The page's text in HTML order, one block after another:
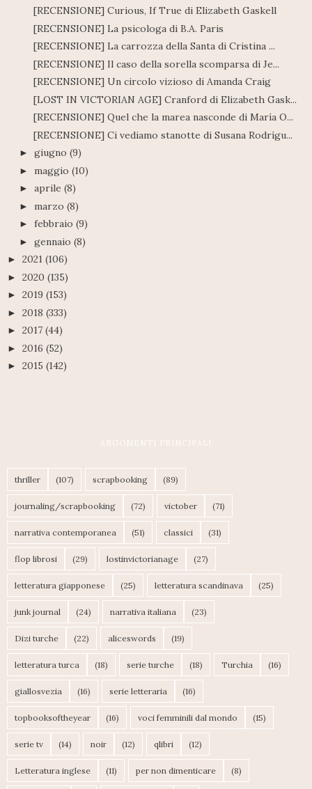
[RECENSIONE] Curious, If True di Elizabeth Gaskell
[RECENSIONE] La psicologa di B.A. Paris
[RECENSIONE] La carrozza della Santa di Cristina ...
[RECENSIONE] Il caso della sorella scomparsa di Je...
[RECENSIONE] Un circolo vizioso di Amanda Craig
[LOST IN VICTORIAN AGE] Cranford di Elizabeth Gask...
[RECENSIONE] Quel che la marea nasconde di María O...
[RECENSIONE] Ci vediamo stanotte di Susana Rodrígu...
► giugno (9)
► maggio (10)
► aprile (8)
► marzo (8)
► febbraio (9)
► gennaio (8)
► 2021 (106)
► 2020 (135)
► 2019 (153)
► 2018 (333)
► 2017 (44)
► 2016 (52)
► 2015 (142)
ARGOMENTI PRINCIPALI
thriller (107) scrapbooking (89)
journaling/scrapbooking (72) victober (71)
narrativa contemporanea (51) classici (31)
flop librosi (29) lostinvictorianage (27)
letteratura giapponese (25) letteratura scandinava (25)
junk journal (24) narrativa italiana (23)
Dizi turche (22) aliceswords (19)
letteratura turca (18) serie turche (18) Turchia (16)
giallosvezia (16) serie letteraria (16)
topbooksoftheyear (16) voci femminili dal mondo (15)
serie tv (14) noir (12) qlibri (12)
Letteratura inglese (11) per non dimenticare (8)